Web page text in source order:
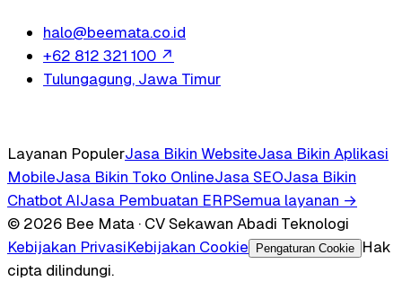
halo@beemata.co.id
+62 812 321 100 ↗
Tulungagung, Jawa Timur
Layanan PopulerJasa Bikin WebsiteJasa Bikin Aplikasi
MobileJasa Bikin Toko OnlineJasa SEOJasa Bikin
Chatbot AIJasa Pembuatan ERPSemua layanan →
© 2026 Bee Mata · CV Sekawan Abadi Teknologi
Kebijakan PrivasiKebijakan Cookie Pengaturan Cookie
Hak
cipta dilindungi.